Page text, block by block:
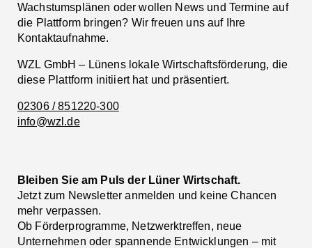
Wachstumsplänen oder wollen News und Termine auf
die Plattform bringen? Wir freuen uns auf Ihre
Kontaktaufnahme.
WZL GmbH – Lünens lokale Wirtschaftsförderung, die
diese Plattform initiiert hat und präsentiert.
02306 / 851220-300
info@wzl.de
Bleiben Sie am Puls der Lüner Wirtschaft.
Jetzt zum Newsletter anmelden und keine Chancen
mehr verpassen.
Ob Förderprogramme, Netzwerktreffen, neue
Unternehmen oder spannende Entwicklungen – mit